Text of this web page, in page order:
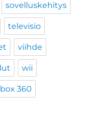
sovelluskehitys
televisio
viihde
wii
360